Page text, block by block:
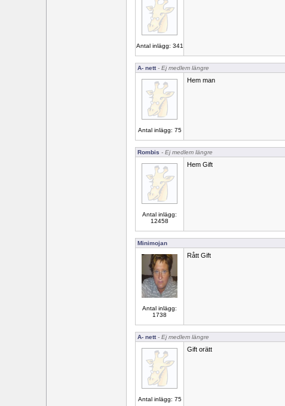
Antal inlägg: 341
A- nett- Ej medlem längre
Antal inlägg: 75
Hem man
Rombis - Ej medlem längre
Antal inlägg:
12458
Hem Gift
Minimojan
Antal inlägg:
1738
Rått Gift
A- nett- Ej medlem längre
Antal inlägg: 75
Gift orätt